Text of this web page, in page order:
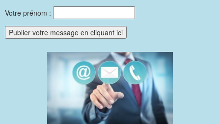
Votre prénom :